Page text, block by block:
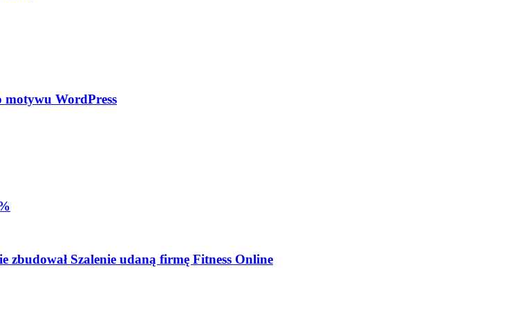
motywu WordPress
zbudował Szalenie udaną firmę Fitness Online